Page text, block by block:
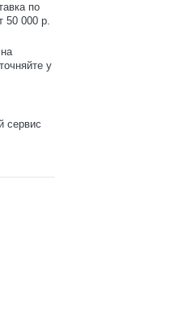
по
50 000 р.
у
сервис